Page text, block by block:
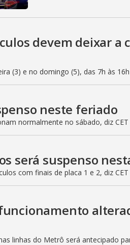
devem deixar a
(3) e no domingo (5), das 7h às 16h
neste feriado
normalmente no sábado, diz CET
será suspenso
com finais de placa 1 e 2, diz CET
linhas do Metrô será antecipado